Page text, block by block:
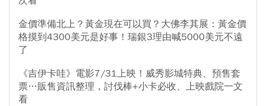
金價準備北上？黃金現在可以買？大佛李其展：黃金價
格摸到4300美元是好事！瑞銀3理由喊5000美元不遠
了
《吉伊卡哇》電影7/31上映！威秀影城特典、預售套
票…販售資訊整理，討伐棒+小卡必收、上映戲院一文
看